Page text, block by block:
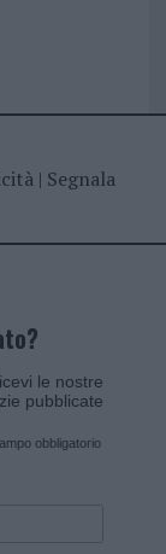
| Segnala
le nostre
pubblicate
obbligatorio